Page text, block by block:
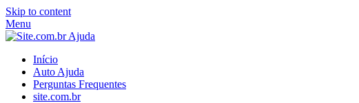
Skip to content
Menu
Início
Auto Ajuda
Perguntas Frequentes
site.com.br